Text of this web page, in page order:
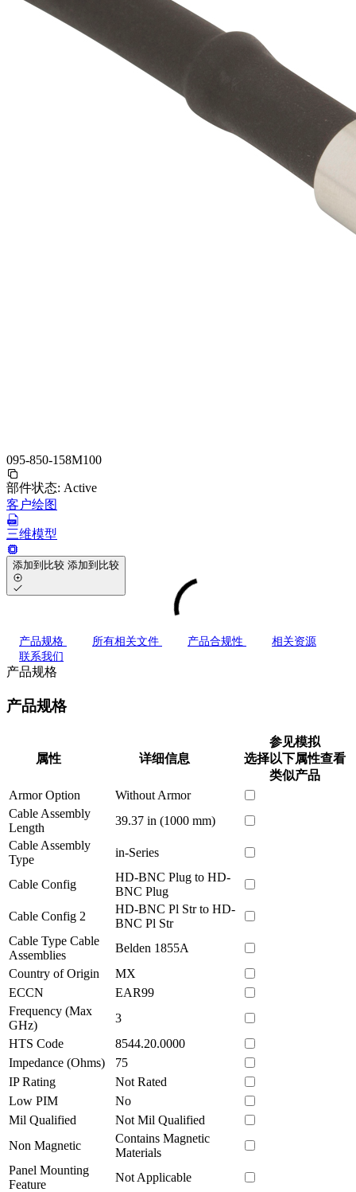
095-850-158M100
部件状态: Active
客户绘图
三维模型
添加到比较 添加到比较
产品规格 所有相关文件 产品合规性
相关资源
联系我们
产品规格
产品规格
属性 详细信息
参见模拟
选择以下属性查看
类似产品
Armor Option
Without Armor
Cable Assembly
Length
39.37 in (1000 mm)
Cable Assembly
Type
in-Series
Cable Config
HD-BNC Plug to HD-
BNC Plug
Cable Config 2
HD-BNC Pl Str to HD-
BNC Pl Str
Cable Type Cable
Assemblies
Belden 1855A
Country of Origin
MX
ECCN
EAR99
Frequency (Max
GHz)
3
HTS Code
8544.20.0000
Impedance (Ohms)
75
IP Rating
Not Rated
Low PIM
No
Mil Qualified
Not Mil Qualified
Non Magnetic
Contains Magnetic
Materials
Panel Mounting
Feature
Not Applicable